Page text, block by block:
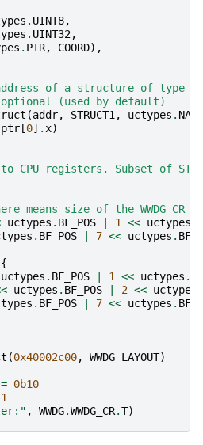
. UINT8,
. UINT32,
. PTR, COORD),
of a structure of type
optional (used by default)
(addr, STRUCT1 , uctypes .
ptr [0] . x)
CPU registers. Subset of
means size of the WWDG_CR
uctypes . BF_POS 1 << uctypes
. BF_POS 7 << uctypes .
{
uctypes . BF_POS 1 << uctypes .
uctypes . BF_POS 2 << uctypes
. BF_POS 7 << uctypes .
(0x40002c00, WWDG_LAYOUT)
= 0b10
1
, WWDG.WWDG_CR.T)